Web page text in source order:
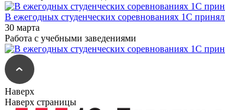
В ежегодных студенческих соревнованиях 1С
30 марта
Работа с учебными заведениями
Наверх
Наверх страницы